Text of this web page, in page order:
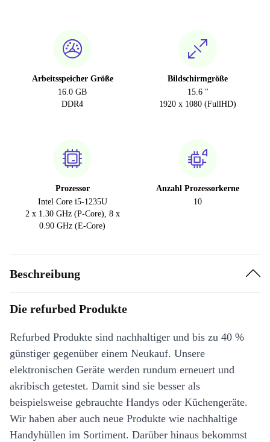
Arbeitsspeicher Größe
16.0 GB
DDR4
Bildschirmgröße
15.6 "
1920 x 1080 (FullHD)
Prozessor
Intel Core i5-1235U
2 x 1.30 GHz (P-Core), 8 x
0.90 GHz (E-Core)
Anzahl Prozessorkerne
10
Beschreibung
Die refurbed Produkte
Refurbed Produkte sind nachhaltiger und bis zu 40 %
günstiger gegenüber einem Neukauf. Unsere
elektronischen Geräte werden rundum erneuert und
akribisch getestet. Damit sind sie besser als
beispielsweise gebrauchte Handys oder Küchengeräte.
Wir haben aber auch neue Produkte wie nachhaltige
Handyhüllen im Sortiment. Darüber hinaus bekommst